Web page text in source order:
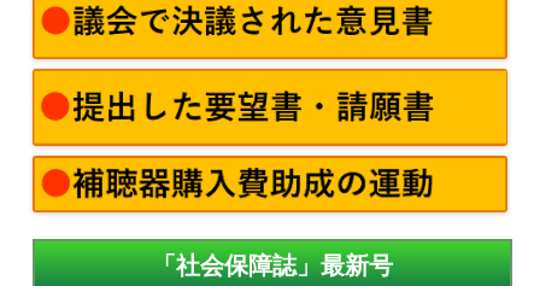
「社会保障誌」最新号